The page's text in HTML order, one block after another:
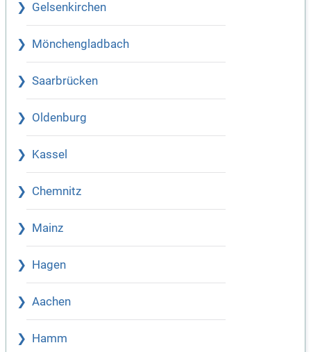
Gelsenkirchen
Mönchengladbach
Saarbrücken
Oldenburg
Kassel
Chemnitz
Mainz
Hagen
Aachen
Hamm